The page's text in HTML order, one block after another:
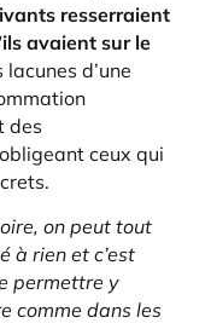
resserraient
avaient sur le
d’une
des
ceux qui
on peut tout
à rien et c’est
permettre y
comme dans les